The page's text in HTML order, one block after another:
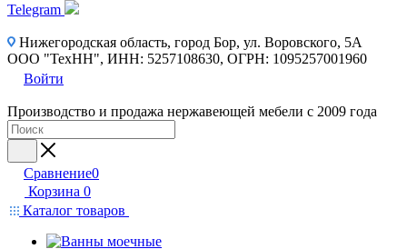
Telegram
Нижегородская область, город Бор, ул. Воровского, 5А
ООО "ТехНН", ИНН: 5257108630, ОГРН: 1095257001960
Войти
Производство и продажа нержавеющей мебели с 2009 года
Сравнение0
Корзина 0
Каталог товаров